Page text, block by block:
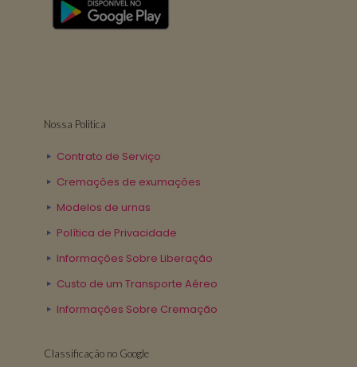
Nossa Politica
Contrato de Serviço
Cremações de exumações
Modelos de urnas
Política de Privacidade
Informações Sobre Liberação
Custo de um Transporte Aéreo
Informações Sobre Cremação
Classificação no Google